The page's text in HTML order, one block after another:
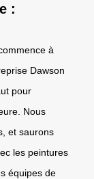
:
à
Dawson
pour
Nous
et saurons
les peintures
équipes de